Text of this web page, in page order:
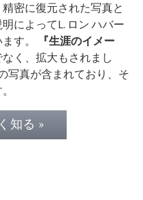
密に復元された写真と
によってL. ロン ハバー
す。
『生涯のイメー
く、拡大もされまし
写真が含まれており、そ
知る »